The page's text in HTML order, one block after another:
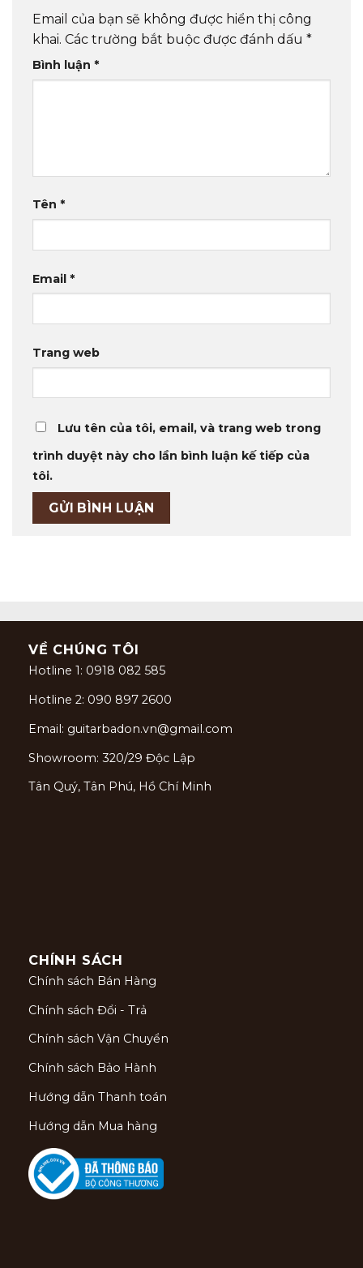
Email của bạn sẽ không được hiển thị công
khai. Các trường bắt buộc được đánh dấu *
Bình luận *
Tên *
Email *
Trang web
Lưu tên của tôi, email, và trang web trong
trình duyệt này cho lần bình luận kế tiếp của
tôi.
VỀ CHÚNG TÔI
Hotline 1: 0918 082 585
Hotline 2: 090 897 2600
Email: guitarbadon.vn@gmail.com
Showroom: 320/29 Độc Lập
Tân Quý, Tân Phú, Hồ Chí Minh
CHÍNH SÁCH
Chính sách Bán Hàng
Chính sách Đổi - Trả
Chính sách Vận Chuyển
Chính sách Bảo Hành
Hướng dẫn Thanh toán
Hướng dẫn Mua hàng